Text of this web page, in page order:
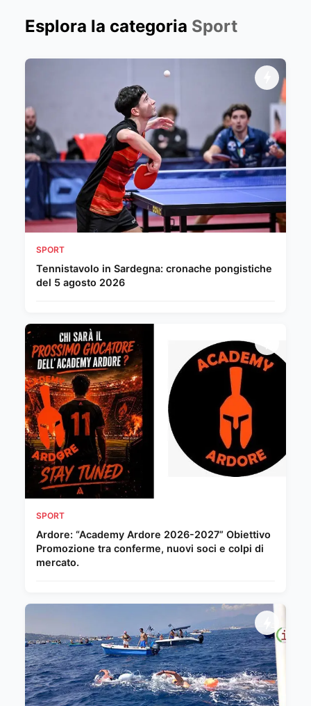
Esplora la categoria Sport
SPORT
Tennistavolo in Sardegna: cronache pongistiche
del 5 agosto 2026
SPORT
Ardore: “Academy Ardore 2026-2027” Obiettivo
Promozione tra conferme, nuovi soci e colpi di
mercato.